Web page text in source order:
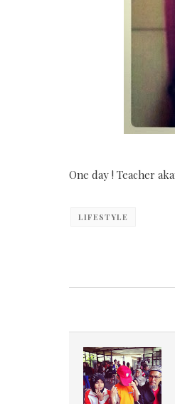
One day ! Teacher
LIFESTYLE